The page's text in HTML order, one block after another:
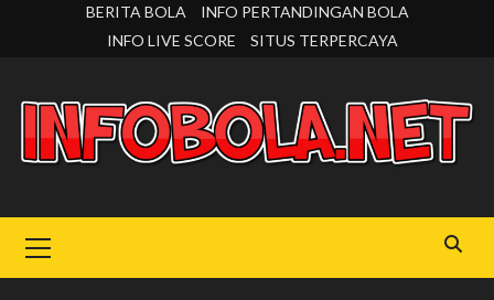
BERITA BOLA
INFO PERTANDINGAN BOLA
INFO LIVE SCORE
SITUS TERPERCAYA
Menu